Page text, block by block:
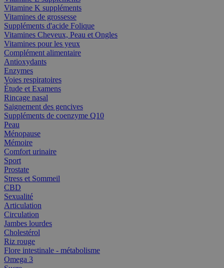
Vitamine K suppléments
Vitamines de grossesse
Suppléments d'acide Folique
Vitamines Cheveux, Peau et Ongles
Vitamines pour les yeux
Complément alimentaire
Antioxydants
Enzymes
Voies respiratoires
Étude et Examens
Rincage nasal
Saignement des gencives
Suppléments de coenzyme Q10
Peau
Ménopause
Mémoire
Comfort urinaire
Sport
Prostate
Stress et Sommeil
CBD
Sexualité
Articulation
Circulation
Jambes lourdes
Cholestérol
Riz rouge
Flore intestinale - métabolisme
Omega 3